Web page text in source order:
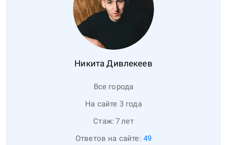
Никита Дивлекеев
Все города
На сайте 3 года
Стаж: 7лет
Ответов на сайте: 49